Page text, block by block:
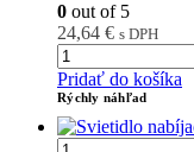
0 out of 5
24,64 € s DPH
Pridať do košíka
Rýchly náhľad